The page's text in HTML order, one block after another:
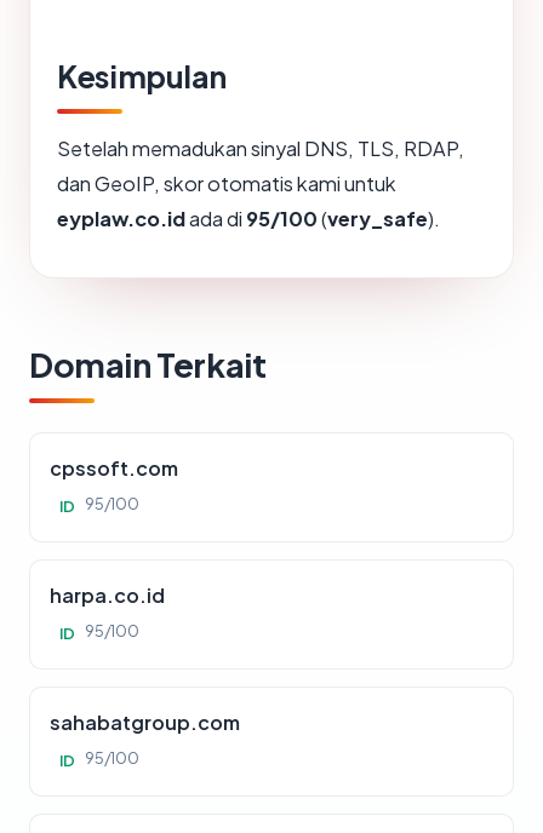
Kesimpulan
Setelah memadukan sinyal DNS, TLS, RDAP,
dan GeoIP, skor otomatis kami untuk
eyplaw.co.idada di 95/100(very_safe).
Domain Terkait
cpssoft.com
ID 95/100
harpa.co.id
ID 95/100
sahabatgroup.com
ID 95/100